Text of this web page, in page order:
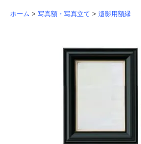
ホーム > 写真額・写真立て > 遺影用額縁